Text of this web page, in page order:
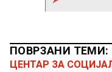
ПОВРЗАНИ ТЕМИ:
ЦЕНТАР ЗА